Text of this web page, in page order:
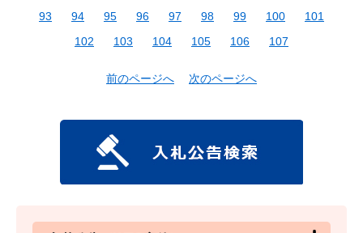
93
94 95 96 97 98 99 100
101
102
103 104 105 106 107
前のページへ 次のページへ